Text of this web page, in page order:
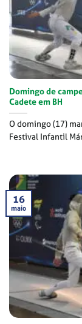
Domingo de
Cadete em BH
O domingo (17)
Festival Infantil
16
maio